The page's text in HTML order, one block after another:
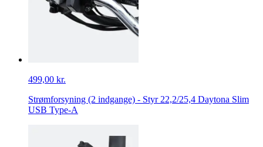
499,00 kr.
Strømforsyning (2 indgange) - Styr 22,2/25,4 Daytona Slim
USB Type-A